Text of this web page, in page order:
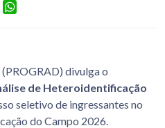
Facebook
divulga o
de Heteroidentificação
seletivo de ingressantes no
do Campo 2026.